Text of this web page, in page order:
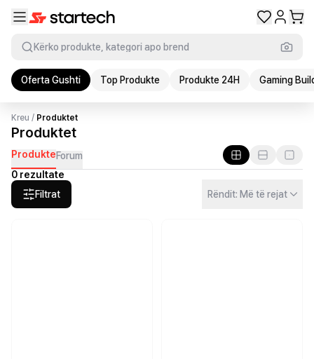
Kërko produkte, kategori apo brend
Oferta Gushti Top Produkte Produkte 24H Gaming
Kreu / Produktet
Produktet
ProdukteForum
0 rezultate
Filtrat
Rëndit: Më të rejat